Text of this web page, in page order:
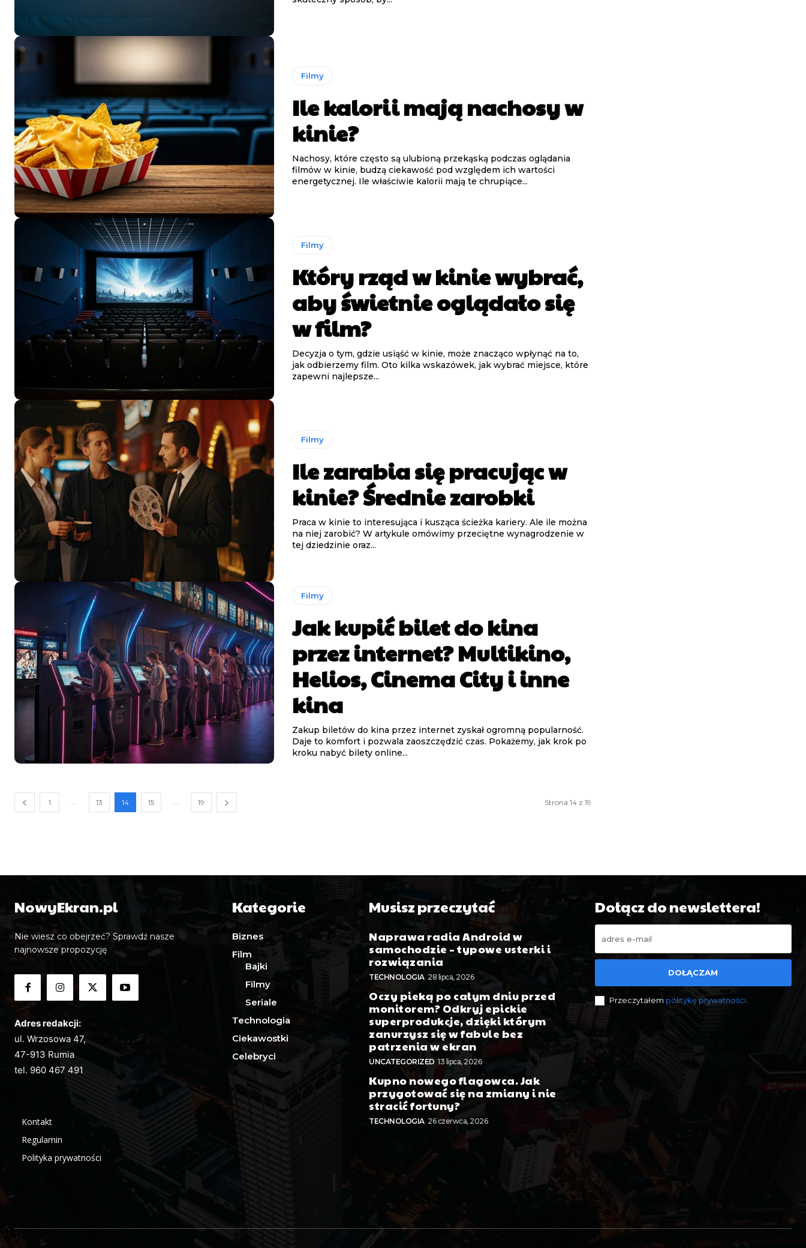
Filmy
Ile kalorii mają nachosy w
kinie?
Nachosy, które często są ulubioną przekąską podczas oglądania
filmów w kinie, budzą ciekawość pod względem ich wartości
energetycznej. Ile właściwie kalorii mają te chrupiące...
Filmy
Który rząd w kinie wybrać,
aby świetnie oglądało się
w film?
Decyzja o tym, gdzie usiąść w kinie, może znacząco wpłynąć na to,
jak odbierzemy film. Oto kilka wskazówek, jak wybrać miejsce, które
zapewni najlepsze...
Filmy
Ile zarabia się pracując w
kinie? Średnie zarobki
Praca w kinie to interesująca i kusząca ścieżka kariery. Ale ile można
na niej zarobić? W artykule omówimy przeciętne wynagrodzenie w
tej dziedzinie oraz...
Filmy
Jak kupić bilet do kina
przez internet? Multikino,
Helios, Cinema City i inne
kina
Zakup biletów do kina przez internet zyskał ogromną popularność.
Daje to komfort i pozwala zaoszczędzić czas. Pokażemy, jak krok po
kroku nabyć bilety online...
1 ... 13 14 15 ... 19 Strona 14 z 19
NowyEkran.pl
Nie wiesz co obejrzeć? Sprawdź nasze
najnowsze propozycję
Adres redakcji:
ul. Wrzosowa 47,
47-913 Rumia
tel. 960 467 491
Kontakt
Regulamin
Polityka prywatności
Kategorie
Biznes
Film
Bajki
Filmy
Seriale
Technologia
Ciekawostki
Celebryci
Musisz przeczytać
Naprawa radia Android w
samochodzie – typowe usterki i
rozwiązania
TECHNOLOGIA 28 lipca, 2026
Oczy pieką po całym dniu przed
monitorem? Odkryj epickie
superprodukcje, dzięki którym
zanurzysz się w fabule bez
patrzenia w ekran
UNCATEGORIZED 13 lipca, 2026
Kupno nowego flagowca. Jak
przygotować się na zmiany i nie
stracić fortuny?
TECHNOLOGIA 26 czerwca, 2026
Dołącz do newslettera!
DOŁĄCZAM
Przeczytałem politykę prywatności.